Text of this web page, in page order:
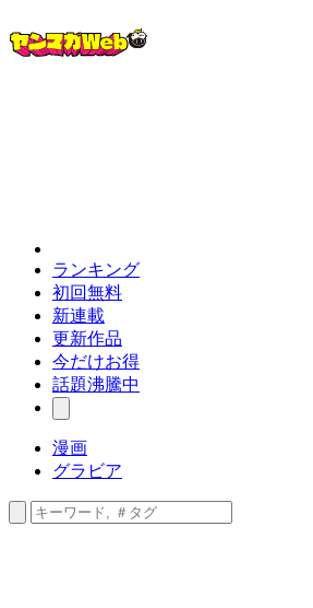
ランキング
初回無料
新連載
更新作品
今だけお得
話題沸騰中
漫画
グラビア